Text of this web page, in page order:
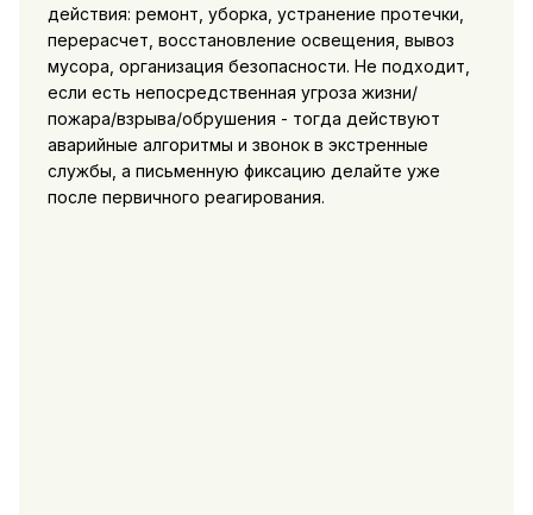
действия: ремонт, уборка, устранение протечки,
перерасчет, восстановление освещения, вывоз
мусора, организация безопасности. Не подходит,
если есть непосредственная угроза жизни/
пожара/взрыва/обрушения - тогда действуют
аварийные алгоритмы и звонок в экстренные
службы, а письменную фиксацию делайте уже
после первичного реагирования.